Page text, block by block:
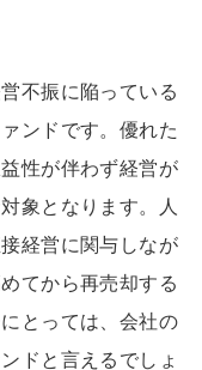
不振に陥っている
ンドです。優れた
性が伴わず経営が
象となります。人
経営に関与しなが
てから再売却する
とっては、会社の
ドと言えるでしょ